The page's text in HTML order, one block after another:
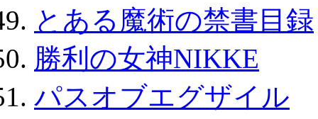
とある魔術の禁書目録
勝利の女神NIKKE
パスオブエグザイル